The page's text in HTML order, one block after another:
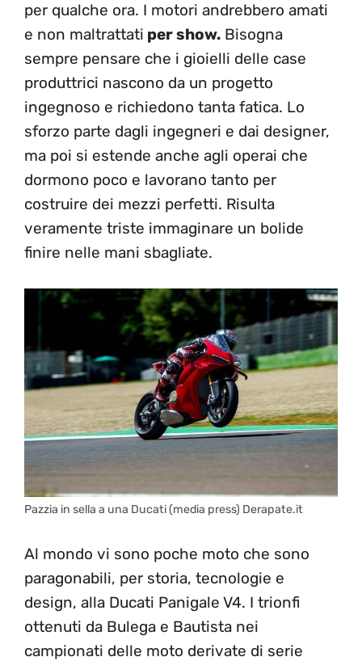
per qualche ora. I motori andrebbero amati
e non maltrattati per show. Bisogna
sempre pensare che i gioielli delle case
produttrici nascono da un progetto
ingegnoso e richiedono tanta fatica. Lo
sforzo parte dagli ingegneri e dai designer,
ma poi si estende anche agli operai che
dormono poco e lavorano tanto per
costruire dei mezzi perfetti. Risulta
veramente triste immaginare un bolide
finire nelle mani sbagliate.
Pazzia in sella a una Ducati (media press) Derapate.it
Al mondo vi sono poche moto che sono
paragonabili, per storia, tecnologie e
design, alla Ducati Panigale V4. I trionfi
ottenuti da Bulega e Bautista nei
campionati delle moto derivate di serie